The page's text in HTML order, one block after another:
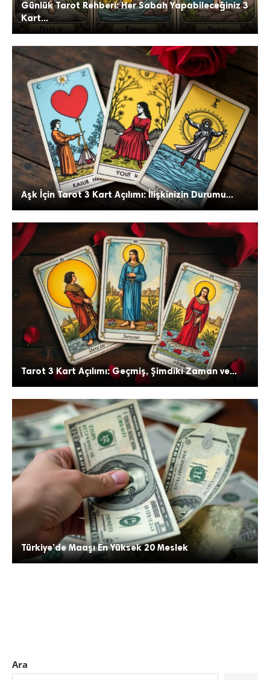
Günlük Tarot Rehberi: Her Sabah Yapabileceğiniz 3
Kart...
Aşk İçin Tarot 3 Kart Açılımı: İlişkinizin Durumu...
Tarot 3 Kart Açılımı: Geçmiş, Şimdiki Zaman ve...
Türkiye’de Maaşı En Yüksek 20 Meslek
Ara